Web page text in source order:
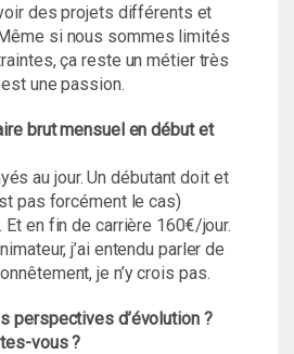
des projets différents et
si nous sommes limités
ça reste un métier très
une passion.
brut mensuel en début et
au jour. Un débutant doit et
pas forcément le cas)
en fin de carrière 160€/jour.
j’ai entendu parler de
je n’y crois pas.
perspectives d’évolution ?
vous ?